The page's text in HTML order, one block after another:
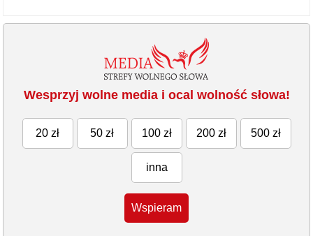
Wesprzyj wolne media i ocal wolność słowa!
20 zł 50 zł 100 zł 200 zł 500 zł
inna
Wspieram